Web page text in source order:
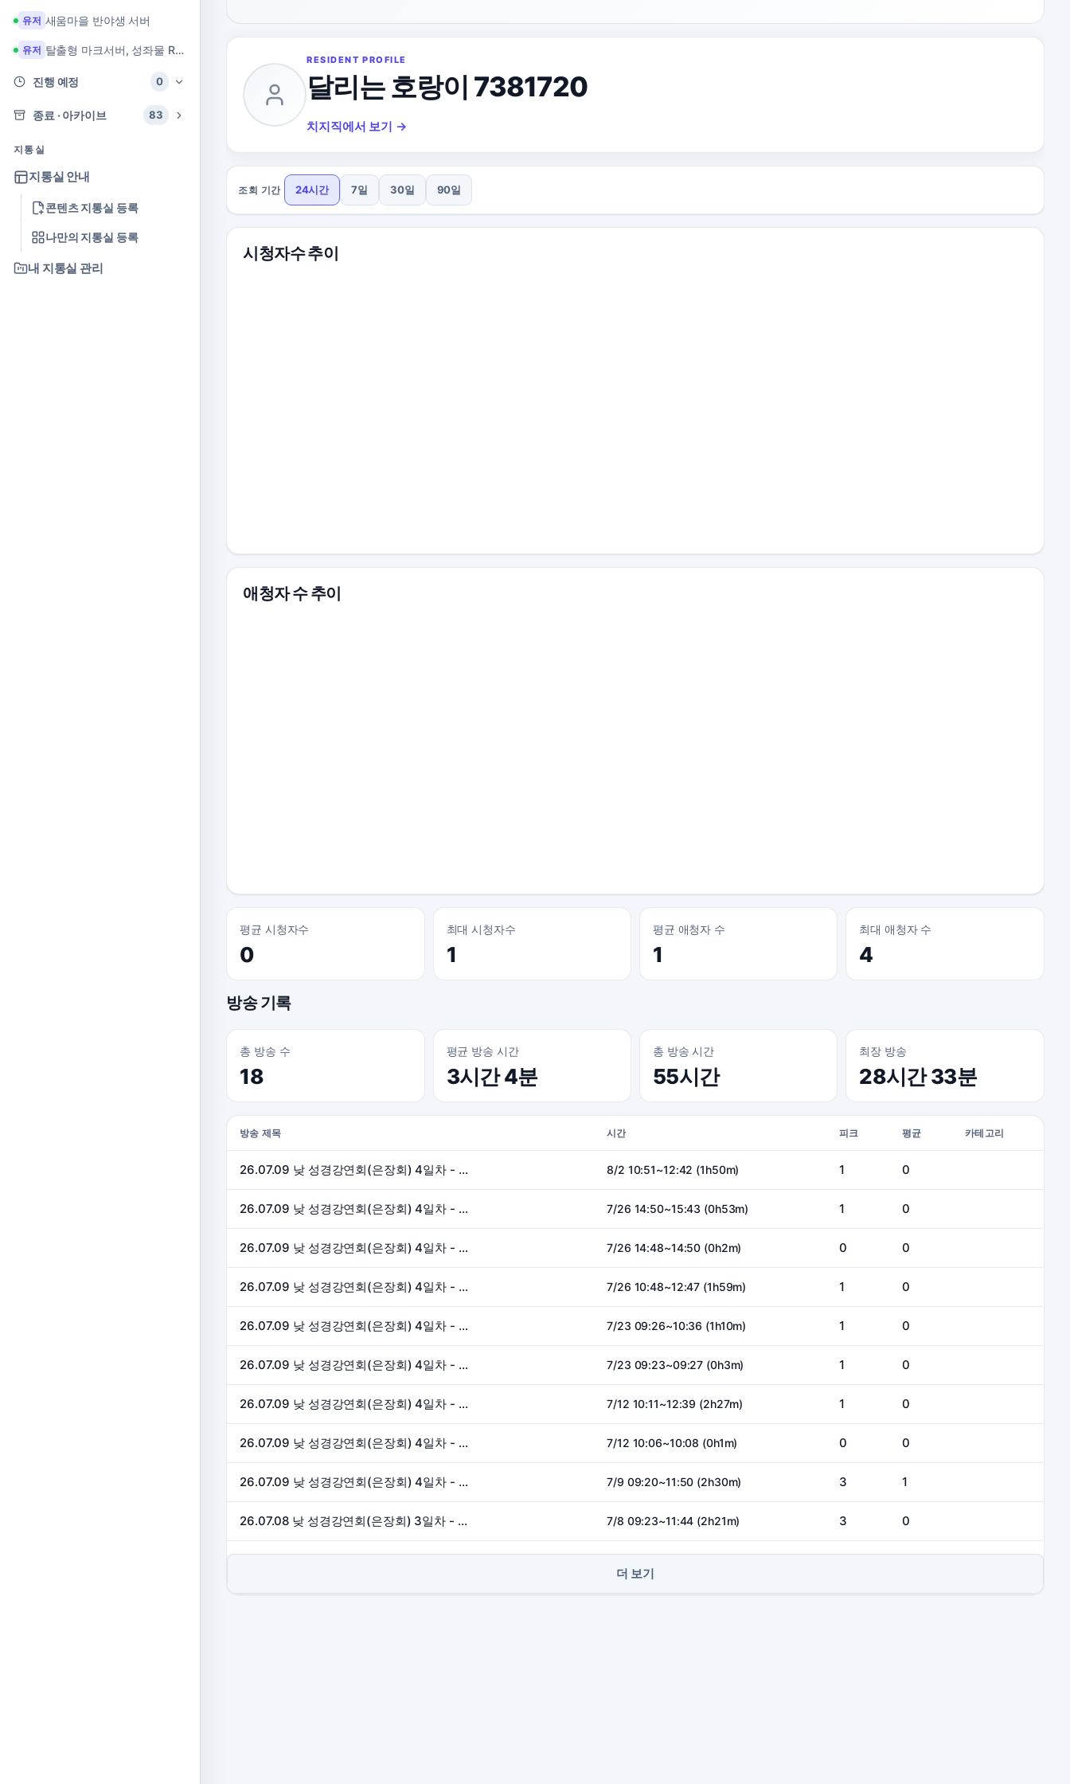
유저 새움마을 반야생 서버
유저 탈출형 마크서버, 성좌물 RPG 마크서버
진행 예정 0
종료 · 아카이브 83
지통실
지통실 안내
콘텐츠 지통실 등록
나만의 지통실 등록
내 지통실 관리
RESIDENT PROFILE
달리는 호랑이 7381720
치지직에서 보기 →
조회 기간 24시간 7일 30일 90일
시청자수 추이
애청자 수 추이
평균 시청자수
0
최대 시청자수
1
평균 애청자 수
1
최대 애청자 수
4
방송 기록
총 방송 수
18
평균 방송 시간
3시간 4분
총 방송 시간
55시간
최장 방송
28시간 33분
방송 제목 시간 피크 평균 카테고리
26.07.09 낮 성경강연회(은장회) 4일차 - 이석 전도사 8/2 10:51~12:42 (1h50m) 1 0
26.07.09 낮 성경강연회(은장회) 4일차 - 이석 전도사 7/26 14:50~15:43 (0h53m) 1 0
26.07.09 낮 성경강연회(은장회) 4일차 - 이석 전도사 7/26 14:48~14:50 (0h2m) 0 0
26.07.09 낮 성경강연회(은장회) 4일차 - 이석 전도사 7/26 10:48~12:47 (1h59m) 1 0
26.07.09 낮 성경강연회(은장회) 4일차 - 이석 전도사 7/23 09:26~10:36 (1h10m) 1 0
26.07.09 낮 성경강연회(은장회) 4일차 - 이석 전도사 7/23 09:23~09:27 (0h3m) 1 0
26.07.09 낮 성경강연회(은장회) 4일차 - 이석 전도사 7/12 10:11~12:39 (2h27m) 1 0
26.07.09 낮 성경강연회(은장회) 4일차 - 이석 전도사 7/12 10:06~10:08 (0h1m) 0 0
26.07.09 낮 성경강연회(은장회) 4일차 - 이석 전도사 7/9 09:20~11:50 (2h30m) 3 1
26.07.08 낮 성경강연회(은장회) 3일차 - 이석 전도사 7/8 09:23~11:44 (2h21m) 3 0
더 보기